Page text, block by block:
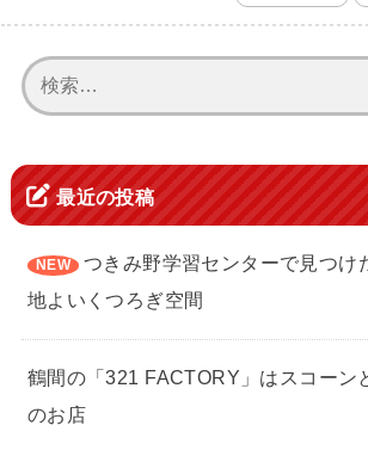
索:
最近の投稿
つきみ野学習センターで見つけ
地よいくつろぎ空間
鶴間の「321 FACTORY」はスコーン
のお店